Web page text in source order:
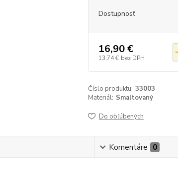
Dostupnosť
16,90 €
13,74 € bez DPH
Číslo produktu: 33003
Materiál: Smaltovaný
Do obľúbených
Komentáre 0